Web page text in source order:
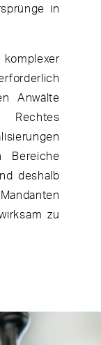
in
Anwälte
Bereiche
deshalb
zu